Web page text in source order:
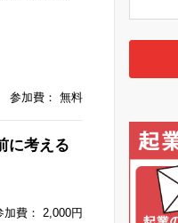
参加費： 無料
に考える
加費： 2,000円